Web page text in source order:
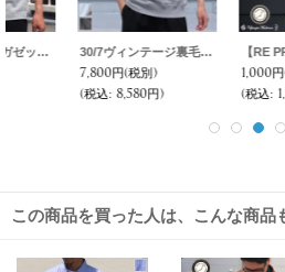
30/7ヴィンテージ裏毛 Vガゼットサドルショルダー 5分袖 スウェット 【MADE IN TOKYO】『東京製』 / Upscape Audience
(税別)
8,580円)
(税別)
1,100円)
この商品を買った人は、こんな商品